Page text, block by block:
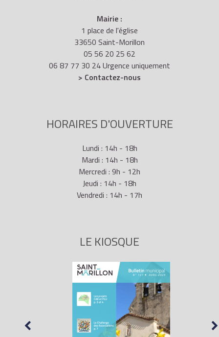
Mairie :
1 place de l'église
33650 Saint-Morillon
05 56 20 25 62
06 87 77 30 24 Urgence uniquement
> Contactez-nous
HORAIRES D'OUVERTURE
Lundi : 14h - 18h
Mardi : 14h - 18h
Mercredi : 9h - 12h
Jeudi : 14h - 18h
Vendredi : 14h - 17h
LE KIOSQUE